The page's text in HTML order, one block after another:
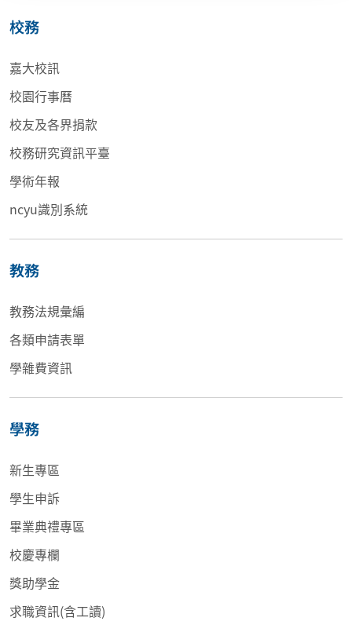
校務
嘉大校訊
校園行事曆
校友及各界捐款
校務研究資訊平臺
學術年報
ncyu識別系統
教務
教務法規彙編
各類申請表單
學雜費資訊
學務
新生專區
學生申訴
畢業典禮專區
校慶專欄
獎助學金
求職資訊(含工讀)